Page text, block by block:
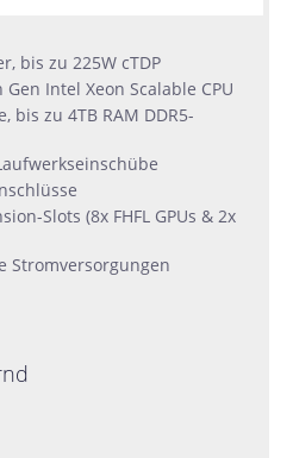
bis zu 225W cTDP
Intel Xeon Scalable CPU
bis zu 4TB RAM DDR5-
Slots (8x FHFL GPUs & 2x
Stromversorgungen